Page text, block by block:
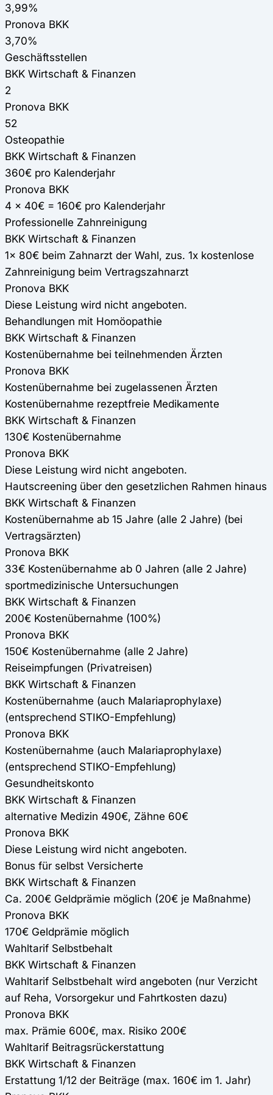
3,99%
Pronova BKK
3,70%
Geschäftsstellen
BKK Wirtschaft & Finanzen
2
Pronova BKK
52
Osteopathie
BKK Wirtschaft & Finanzen
360€ pro Kalenderjahr
Pronova BKK
4 x 40€ = 160€ pro Kalenderjahr
Professionelle Zahnreinigung
BKK Wirtschaft & Finanzen
1x 80€ beim Zahnarzt der Wahl, zus. 1x kostenlose
Zahnreinigung beim Vertragszahnarzt
Pronova BKK
Diese Leistung wird nicht angeboten.
Behandlungen mit Homöopathie
BKK Wirtschaft & Finanzen
Kostenübernahme bei teilnehmenden Ärzten
Pronova BKK
Kostenübernahme bei zugelassenen Ärzten
Kostenübernahme rezeptfreie Medikamente
BKK Wirtschaft & Finanzen
130€ Kostenübernahme
Pronova BKK
Diese Leistung wird nicht angeboten.
Hautscreening über den gesetzlichen Rahmen hinaus
BKK Wirtschaft & Finanzen
Kostenübernahme ab 15 Jahre (alle 2 Jahre) (bei
Vertragsärzten)
Pronova BKK
33€ Kostenübernahme ab 0 Jahren (alle 2 Jahre)
sportmedizinische Untersuchungen
BKK Wirtschaft & Finanzen
200€ Kostenübernahme (100%)
Pronova BKK
150€ Kostenübernahme (alle 2 Jahre)
Reiseimpfungen (Privatreisen)
BKK Wirtschaft & Finanzen
Kostenübernahme (auch Malariaprophylaxe)
(entsprechend STIKO-Empfehlung)
Pronova BKK
Kostenübernahme (auch Malariaprophylaxe)
(entsprechend STIKO-Empfehlung)
Gesundheitskonto
BKK Wirtschaft & Finanzen
alternative Medizin 490€, Zähne 60€
Pronova BKK
Diese Leistung wird nicht angeboten.
Bonus für selbst Versicherte
BKK Wirtschaft & Finanzen
Ca. 200€ Geldprämie möglich (20€ je Maßnahme)
Pronova BKK
170€ Geldprämie möglich
Wahltarif Selbstbehalt
BKK Wirtschaft & Finanzen
Wahltarif Selbstbehalt wird angeboten (nur Verzicht
auf Reha, Vorsorgekur und Fahrtkosten dazu)
Pronova BKK
max. Prämie 600€, max. Risiko 200€
Wahltarif Beitragsrückerstattung
BKK Wirtschaft & Finanzen
Erstattung 1/12 der Beiträge (max. 160€ im 1. Jahr)